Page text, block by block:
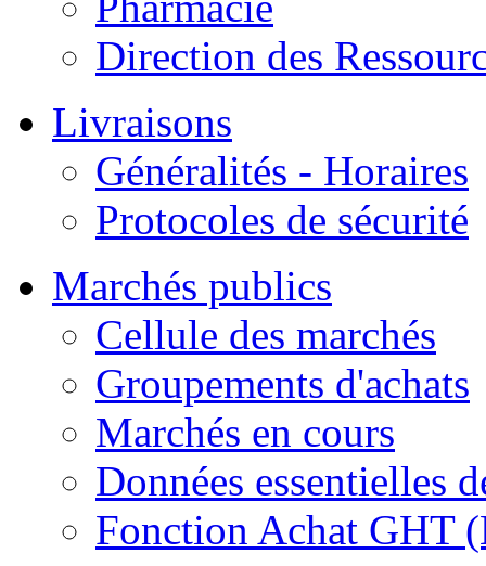
Direction des
Livraisons
Généralités - Horaires
Protocoles de sécurité
Marchés publics
Cellule des marchés
Groupements d'achats
Marchés en cours
Données essentielles
Fonction Achat GHT